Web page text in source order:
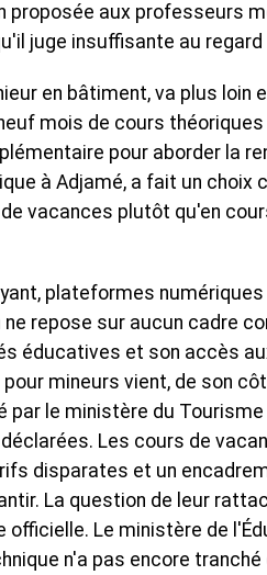
proposée aux professeurs
juge insuffisante au
en bâtiment, va plus
mois de cours
pour aborder la
à Adjamé, a fait un
vacances plutôt qu'en
plateformes
repose sur aucun cadre
éducatives et son accès
mineurs vient, de son
le ministère du
Les cours de
disparates et un
La question de leur
officielle. Le ministère de
n'a pas encore